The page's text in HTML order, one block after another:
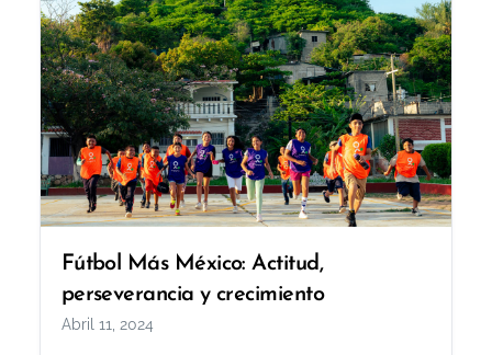
Fútbol Más México: Actitud,
perseverancia y crecimiento
Abril 11, 2024